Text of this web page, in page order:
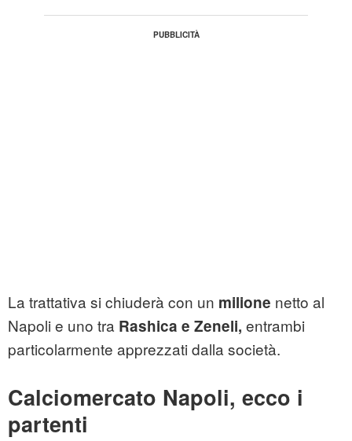
La trattativa si chiuderà con un milione netto al
Napoli e uno tra Rashica e Zeneli, entrambi
particolarmente apprezzati dalla società.
Calciomercato Napoli, ecco i
partenti